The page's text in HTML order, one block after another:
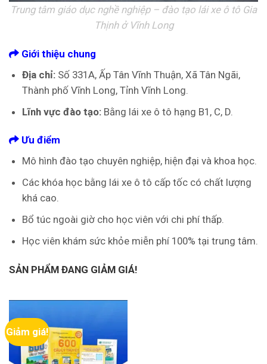
Trung tâm giáo dục nghề nghiệp – đào tạo lái xe ô tô Gia
Thịnh ở Vĩnh Long
Giới thiệu chung
Địa chỉ: Số 331A, Ấp Tân Vĩnh Thuận, Xã Tân Ngãi,
Thành phố Vĩnh Long, Tỉnh Vĩnh Long.
Lĩnh vực đào tạo:Bằng lái xe ô tô hạng B1, C, D.
Ưu điểm
Mô hình đào tạo chuyên nghiệp, hiện đại và khoa học.
Các khóa học bằng lái xe ô tô cấp tốc có chất lượng
khá cao.
Bổ túc ngoài giờ cho học viên với chi phí thấp.
Học viên khám sức khỏe miễn phí 100% tại trung tâm.
SẢN PHẨM ĐANG GIẢM GIÁ!
Giảm giá!